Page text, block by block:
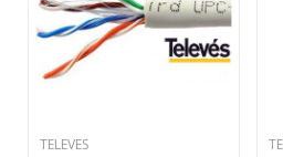
TELEVES